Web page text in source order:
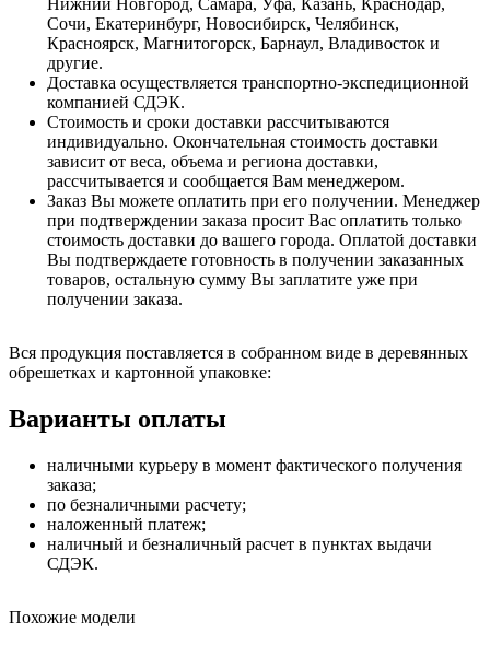
Нижний Новгород, Самара, Уфа, Казань, Краснодар,
Сочи, Екатеринбург, Новосибирск, Челябинск,
Красноярск, Магнитогорск, Барнаул, Владивосток и
другие.
Доставка осуществляется транспортно-экспедиционной
компанией СДЭК.
Стоимость и сроки доставки рассчитываются
индивидуально. Окончательная стоимость доставки
зависит от веса, объема и региона доставки,
рассчитывается и сообщается Вам менеджером.
Заказ Вы можете оплатить при его получении. Менеджер
при подтверждении заказа просит Вас оплатить только
стоимость доставки до вашего города. Оплатой доставки
Вы подтверждаете готовность в получении заказанных
товаров, остальную сумму Вы заплатите уже при
получении заказа.
Вся продукция поставляется в собранном виде в деревянных
обрешетках и картонной упаковке:
Варианты оплаты
наличными курьеру в момент фактического получения
заказа;
по безналичными расчету;
наложенный платеж;
наличный и безналичный расчет в пунктах выдачи
СДЭК.
Похожие модели